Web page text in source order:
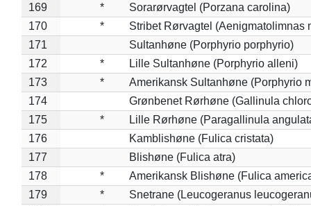
169
*
Sorarørvagtel (Porzana carolina)
170
*
Stribet Rørvagtel (Aenigmatolimnas
171
Sultanhøne (Porphyrio porphyrio)
172
*
Lille Sultanhøne (Porphyrio alleni)
173
*
Amerikansk Sultanhøne (Porphyrio
174
Grønbenet Rørhøne (Gallinula
175
*
Lille Rørhøne (Paragallinula
176
Kamblishøne (Fulica cristata)
177
Blishøne (Fulica atra)
178
*
Amerikansk Blishøne (Fulica
179
*
Snetrane (Leucogeranus